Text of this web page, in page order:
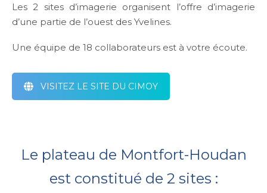
Les 2 sites d’imagerie organisent l’offre d’imagerie
d’une partie de l’ouest des Yvelines.
Une équipe de 18 collaborateurs est à votre écoute.
VISITEZ LE SITE DU CIMOY
Le plateau de Montfort-Houdan
est constitué de 2 sites :